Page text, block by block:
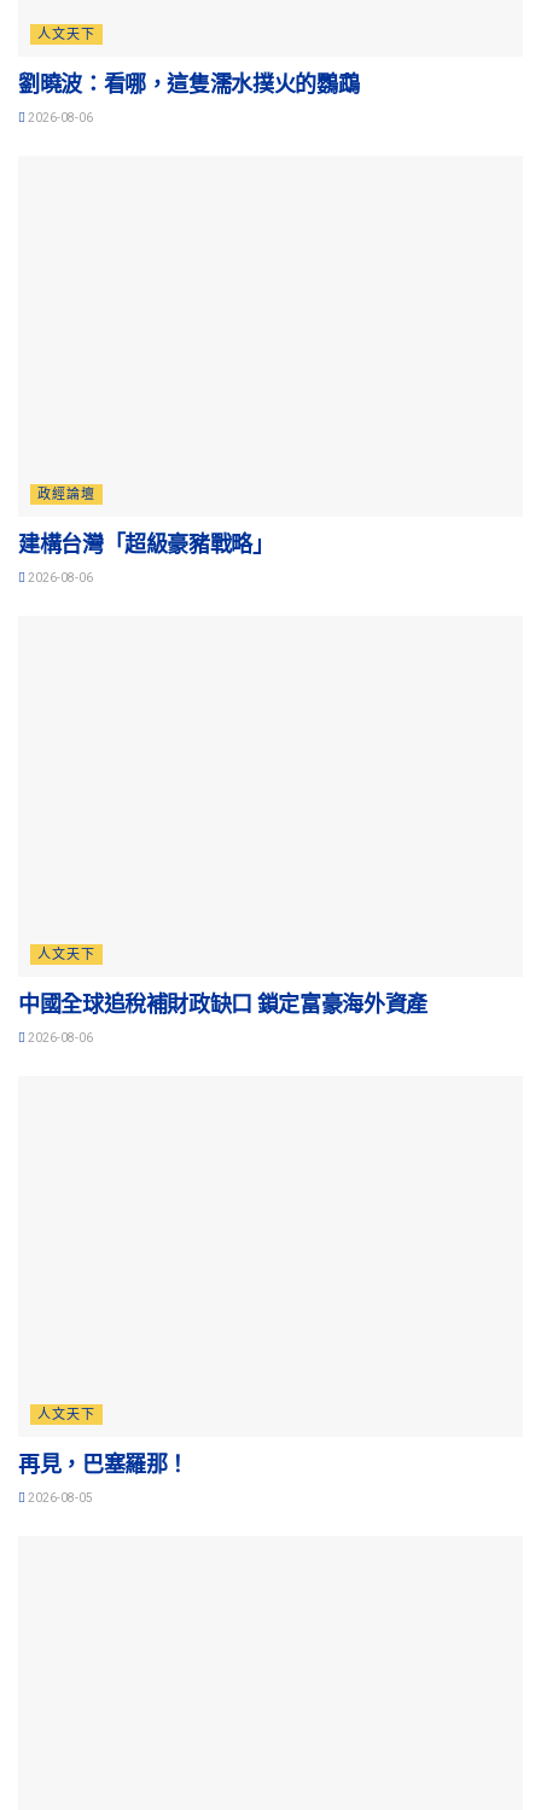
人文天下
劉曉波：看哪，這隻濡水撲火的鸚鵡
2026-08-06
政經論壇
建構台灣「超級豪豬戰略」
2026-08-06
人文天下
中國全球追稅補財政缺口 鎖定富豪海外資產
2026-08-06
人文天下
再見，巴塞羅那！
2026-08-05